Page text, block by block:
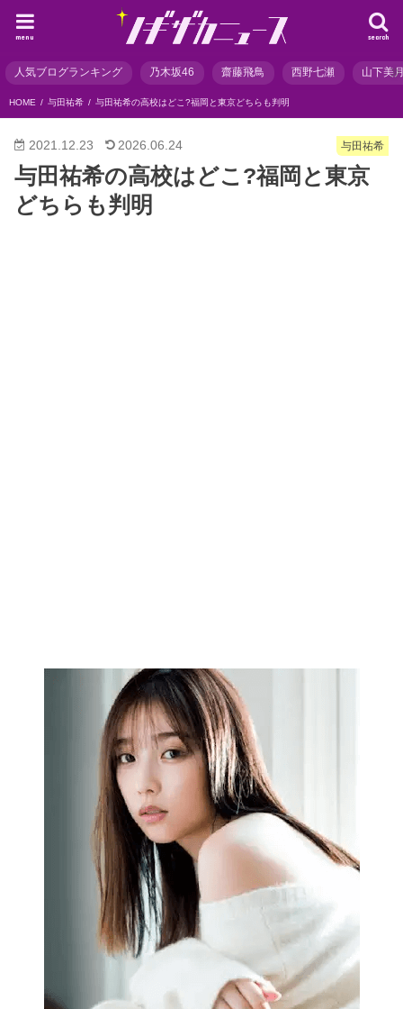
search
menu
人気ブログランキング 乃木坂46 齋藤飛鳥 西野七瀬 山下美
HOME 与田祐希 与田祐希の高校はどこ?福岡と東京どちらも判明
与田祐希
2021.12.23 2026.06.24
与田祐希の高校はどこ?福岡と東京
どちらも判明